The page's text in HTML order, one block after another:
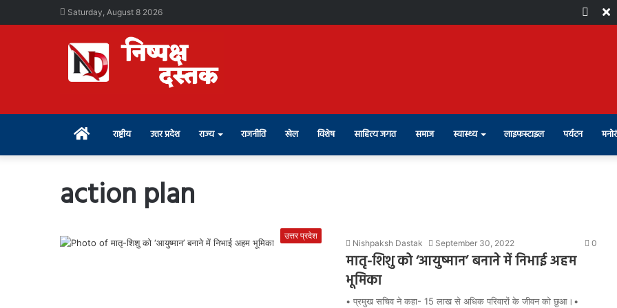
Saturday, August 8 2026 X
Home राष्ट्रीय उत्तर प्रदेश राज्य राजनीति खेल विशेष साहित्य जगत समाज स्वास्थ्य लाइफस्टाइल पर्यटन
action plan
उत्तर प्रदेश
Nishpaksh Dastak September 30, 2022 0
मातृ-शिशु को ‘आयुष्मान’ बनाने में निभाई अहम
भूमिका
• प्रमुख सचिव ने कहा- 15 लाख से अधिक परिवारों के जीवन को छुआ।•